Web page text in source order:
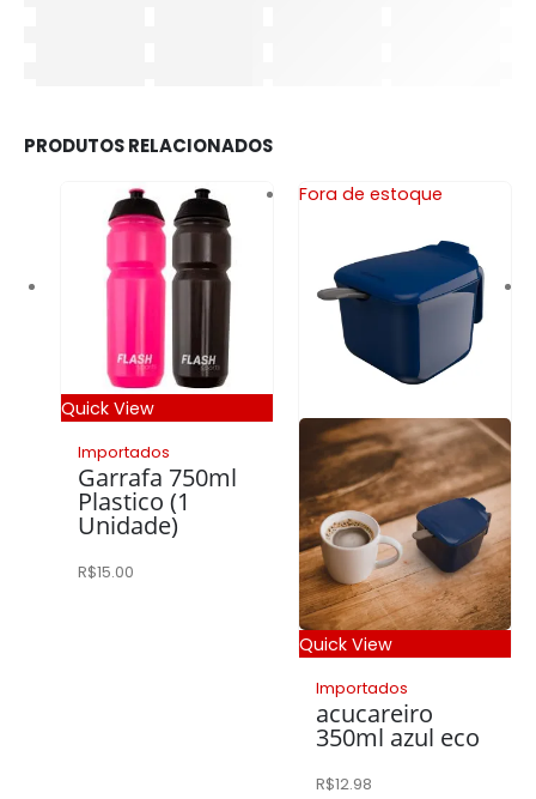
PRODUTOS RELACIONADOS
Quick View
Importados
Garrafa 750ml
Plastico (1
Unidade)
R$15.00
Fora de estoque
Quick View
Importados
acucareiro
350ml azul eco
R$12.98